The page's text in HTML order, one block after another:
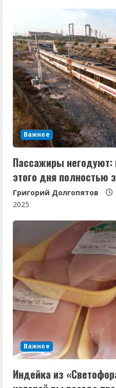
Важное
Пассажиры
этого дня полностью
Григорий Долгопятов
2025
Важное
Индейка из